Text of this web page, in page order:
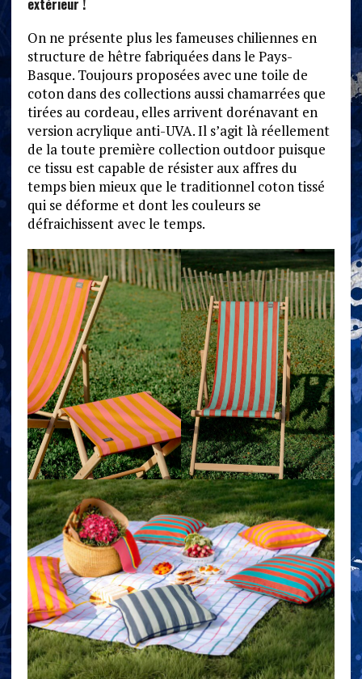
extérieur !
On ne présente plus les fameuses chiliennes en
structure de hêtre fabriquées dans le Pays-
Basque. Toujours proposées avec une toile de
coton dans des collections aussi chamarrées que
tirées au cordeau, elles arrivent dorénavant en
version acrylique anti-UVA. Il s’agit là réellement
de la toute première collection outdoor puisque
ce tissu est capable de résister aux affres du
temps bien mieux que le traditionnel coton tissé
qui se déforme et dont les couleurs se
défraichissent avec le temps.